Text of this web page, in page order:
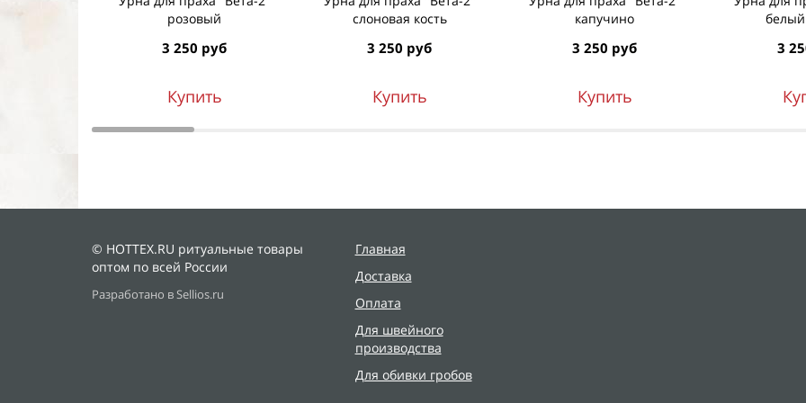
розовый
3 250 руб
Купить
слоновая кость
3 250 руб
Купить
капучино
3 250 руб
Купить
3
© HOTTEX.RU ритуальные товары
оптом по всей России
Разработано в Sellios.ru
Главная
Доставка
Оплата
Для швейного
производства
Для обивки гробов